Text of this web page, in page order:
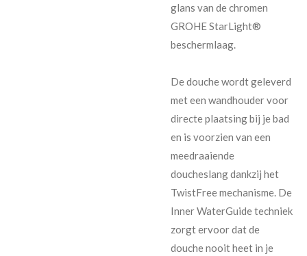
glans van de chromen
GROHE StarLight®
beschermlaag.
De douche wordt geleverd
met een wandhouder voor
directe plaatsing bij je bad
en is voorzien van een
meedraaiende
doucheslang dankzij het
TwistFree mechanisme. De
Inner WaterGuide techniek
zorgt ervoor dat de
douche nooit heet in je